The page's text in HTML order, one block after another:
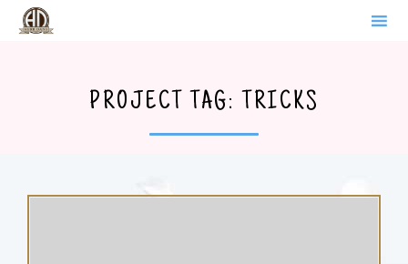
PROJECT TAG: TRICKS